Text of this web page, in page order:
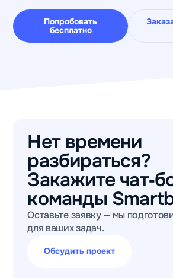
Попробовать
бесплатно
Нет времени
разбираться?
Закажите
команды
Оставьте заявку — мы
для ваших задач.
Обсудить проект